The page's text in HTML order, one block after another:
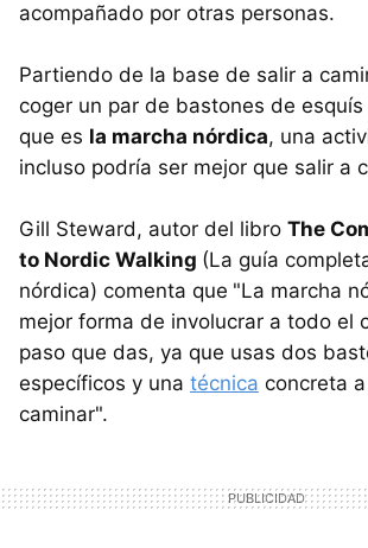
acompañado por otras personas.
Partiendo de la base de salir a
coger un par de bastones de
que es la marcha nórdica, una
incluso podría ser mejor que salir a
Gill Steward, autor del libro The
to Nordic Walking (La guía
nórdica) comenta que "La marcha
mejor forma de involucrar a todo el
paso que das, ya que usas dos
específicos y una técnica concreta
caminar".